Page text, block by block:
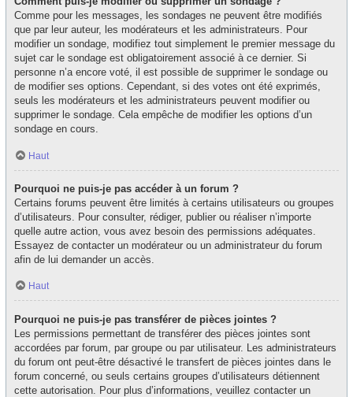
Comme pour les messages, les sondages ne peuvent être modifiés
que par leur auteur, les modérateurs et les administrateurs. Pour
modifier un sondage, modifiez tout simplement le premier message du
sujet car le sondage est obligatoirement associé à ce dernier. Si
personne n’a encore voté, il est possible de supprimer le sondage ou
de modifier ses options. Cependant, si des votes ont été exprimés,
seuls les modérateurs et les administrateurs peuvent modifier ou
supprimer le sondage. Cela empêche de modifier les options d’un
sondage en cours.
Haut
Pourquoi ne puis-je pas accéder à un forum ?
Certains forums peuvent être limités à certains utilisateurs ou groupes
d’utilisateurs. Pour consulter, rédiger, publier ou réaliser n’importe
quelle autre action, vous avez besoin des permissions adéquates.
Essayez de contacter un modérateur ou un administrateur du forum
afin de lui demander un accès.
Haut
Pourquoi ne puis-je pas transférer de pièces jointes ?
Les permissions permettant de transférer des pièces jointes sont
accordées par forum, par groupe ou par utilisateur. Les administrateurs
du forum ont peut-être désactivé le transfert de pièces jointes dans le
forum concerné, ou seuls certains groupes d’utilisateurs détiennent
cette autorisation. Pour plus d’informations, veuillez contacter un